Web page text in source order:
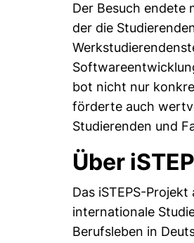
Der Besuch endete
der die
bot nicht nur
förderte auch
Studierenden und
Über
Das iSTEPS-Projekt
internationale
Berufsleben in